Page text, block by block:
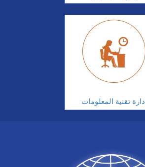
إدارة تقنية المعلومات